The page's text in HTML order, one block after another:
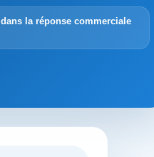
la réponse commerciale